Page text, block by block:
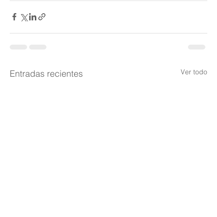
Entradas recientes Ver todo